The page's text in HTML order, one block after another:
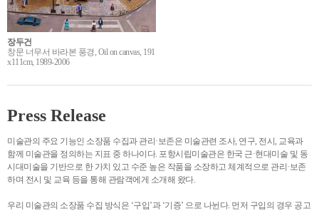
장두건
창문 너무서 바라본 풍경, Oil on canvas, 191
x111cm, 1989-2006
Press Release
미술관의 주요 기능인 소장품 수집과 관리·보존은 미술관련 조사, 연구, 전시, 교육과
함께 미술관을 정의하는 지표 중 하나이다. 포항시립미술관은 한국 근·현대미술 및 동
시대미술을 기반으로 한 가치 있고 수준 높은 작품을 소장하고 체계적으로 관리·보존
하며 전시 및 교육 등을 통해 관람객에게 소개해 왔다.
우리 미술관의 소장품 수집 방식은 ‘구입’과 ‘기증’ 으로 나뉜다. 먼저 구입의 경우 공고